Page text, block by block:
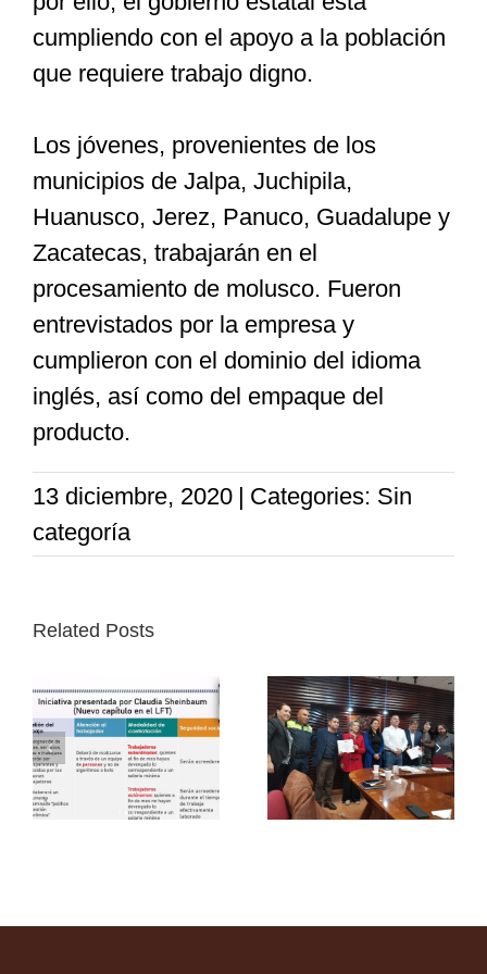
cumpliendo con el apoyo a la población
que requiere trabajo digno.
Los jóvenes, provenientes de los
municipios de Jalpa, Juchipila,
Huanusco, Jerez, Panuco, Guadalupe y
Zacatecas, trabajarán en el
procesamiento de molusco. Fueron
entrevistados por la empresa y
cumplieron con el dominio del idioma
inglés, así como del empaque del
producto.
13 diciembre, 2020 | Categories: Sin
categoría
Related Posts